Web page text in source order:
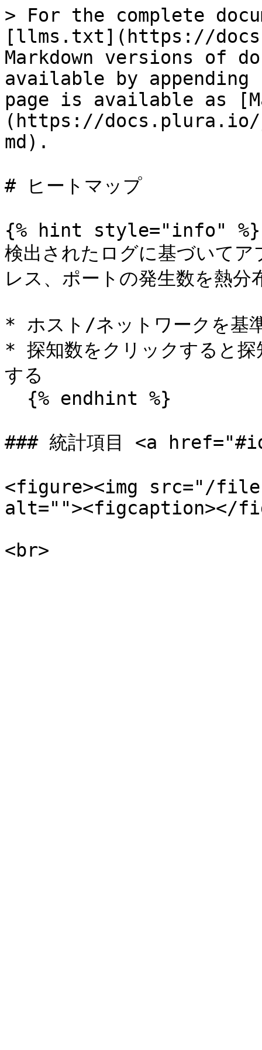
> For the complete
[llms.txt](https://
Markdown versions of
available by
page is available as
(https://docs.plura.io/
md).
# ヒートマップ
{% hint style="info" %}
検出されたログに基づいて
レス、ポートの発生数を熱
* ホスト/ネットワークを基
* 探知数をクリックすると探
する
### 統計項目 <a
<figure><img src="/files/
alt=""><figcaption></